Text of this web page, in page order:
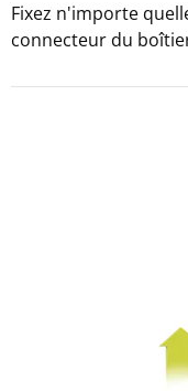
Fixez n'importe
connecteur du